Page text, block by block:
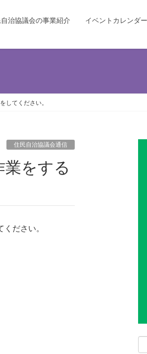
治協議会の事業紹介 イベントカレンダー
してください。
住民自治協議会通信
ださい。